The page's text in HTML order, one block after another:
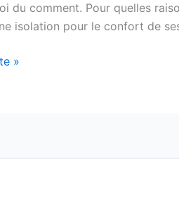
du comment. Pour quelles
isolation pour le confort de
»